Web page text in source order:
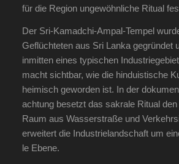
für die Regi­on unge­wöhn­li­che Ritu­al
Der Sri-Kama­d­chi-Ampal-Tem­pel
Geflüch­te­ten aus Sri Lan­ka gegrün­det
inmit­ten eines typi­schen
macht sicht­bar, wie die hin­du­is­ti­sche
hei­misch gewor­den ist. In der
ach­tung besetzt das sakra­le Ritu­al
Raum aus Was­ser­stra­ße und
erwei­tert die Indus­trie­land­schaft um
le Ebene.